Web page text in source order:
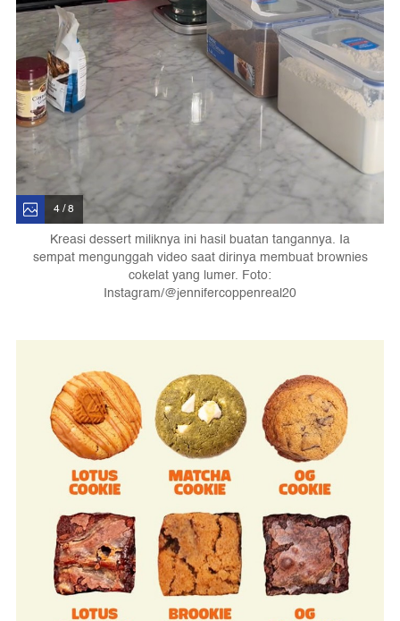
4 / 8
Kreasi dessert miliknya ini hasil buatan tangannya. Ia
sempat mengunggah video saat dirinya membuat brownies
cokelat yang lumer. Foto:
Instagram/@jennifercoppenreal20